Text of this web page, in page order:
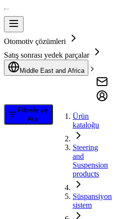
Otomotiv çözümleri
Satış sonrası yedek parçalar
Middle East and Africa
Filtrele ve
Ara
Ürün
kataloğu
Steering
and
Suspension
products
Süspansiyon
sistem